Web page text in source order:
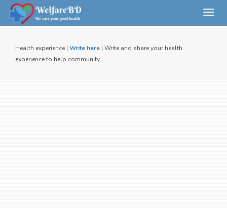
Health experience | Write here | Write and share your health
experience to help community.